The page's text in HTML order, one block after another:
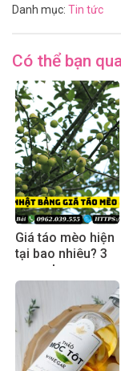
Danh mục: Tin tức
Có thể bạn
Giá táo mèo hiện
tại bao nhiêu? 3
mẹo chọn mua
an toàn